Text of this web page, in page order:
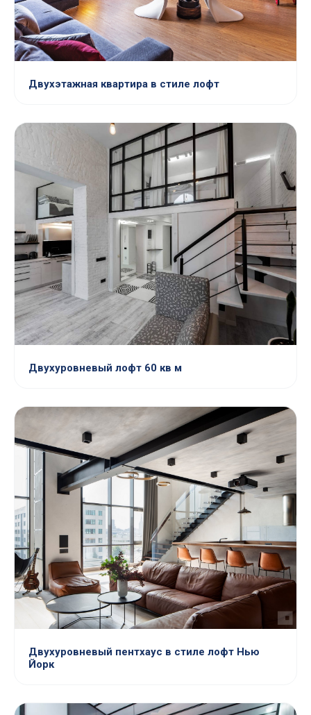
Двухэтажная квартира в стиле лофт
Двухуровневый лофт 60 кв м
Двухуровневый пентхаус в стиле лофт Нью
Йорк